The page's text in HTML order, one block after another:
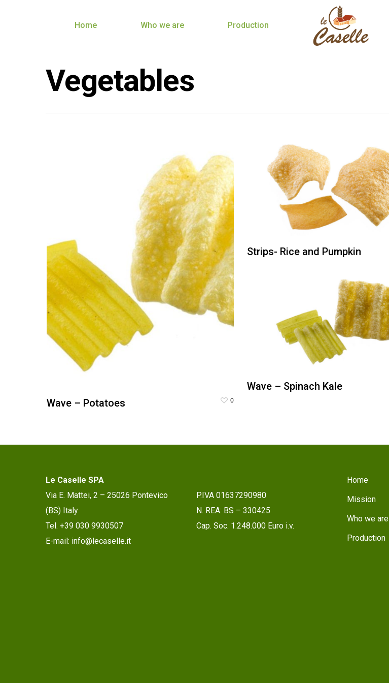
Home Who we are Production
Vegetables
Wave – Potatoes 0
Strips- Rice and Pumpkin
Wave – Spinach Kale
Le Caselle SPA
Via E. Mattei, 2 – 25026 Pontevico
(BS) Italy
Tel. +39 030 9930507
E-mail: info@lecaselle.it
P.IVA 01637290980
N. REA: BS – 330425
Cap. Soc. 1.248.000 Euro i.v.
Home
Mission
Who we are
Production